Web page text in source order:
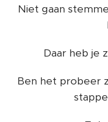
Niet gaan
Daar heb je
Ben het probeer